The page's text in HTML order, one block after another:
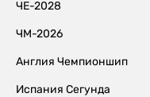
ЧЕ-2028
ЧМ-2026
Англия Чемпионшип
Испания Сегунда